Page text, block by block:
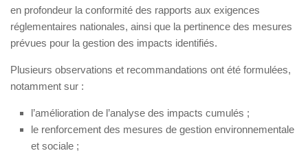
en profondeur la conformité des rapports aux exigences
réglementaires nationales, ainsi que la pertinence des mesures
prévues pour la gestion des impacts identifiés.
Plusieurs observations et recommandations ont été formulées,
notamment sur :
l’amélioration de l’analyse des impacts cumulés ;
le renforcement des mesures de gestion environnementale
et sociale ;